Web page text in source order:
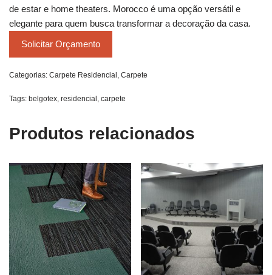
de estar e home theaters. Morocco é uma opção versátil e
elegante para quem busca transformar a decoração da casa.
Solicitar Orçamento
Categorias: Carpete Residencial , Carpete
Tags: belgotex, residencial , carpete
Produtos relacionados